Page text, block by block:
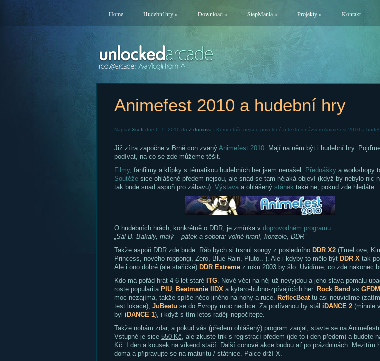
Home Hudební hry» Download» StepMania» Projekty» Kontakt
Animefest 2010 a hudební hry
Napsal Xsoftdne 6. 5. 2010 do Z domova | Komentáře nejsou povolené u textu s názvem Animefest 2010 a
Již zítra započne v Brně con zvaný Animefest 2010. Mají na něm být i hudební hry.
podívat, na co se zde můžeme těšit.
Filmy, fanfilmy a klípky s tématikou hudebních her jsem nenašel. Přednáškya workshopy
Soutěžesice ohlášené předem nejsou, ale snad se tam nějaká objeví (když by nebylo nic
tak bude snad aspoň pro zábavu). Výstavaa ohlášený stánek také ne, pokud zde hledáte.
O hudebních hrách, konkrétně o DDR, je zmínka v doprovodném programu:
„Sál B. Bakaly, malý – pátek a sobota: volné hraní, konzole, DDR“
Takže aspoň DDR zde bude. Ráb bych si trsnul songy z posledního DDR X2(TrueLove,
Princess, nového roppongi, Zero, Blue Rain, Pluto.. ). Ale i kdyby to mělo být DDR Xtak
Ale i ono dobré (ale stařičké) DDR Extremez roku 2003 by šlo. Uvidíme, co zde nakonec
Kdo má pořád hrát 4-6 let staré ITG. Nové věci na něj už nevyjdou a jeho sláva pomalu
roste popularita PIU, Beatmanie IIDXa kytaro-bubno-zpívajících her. Rock Band vs GFDM
moc nezajíma, takže spíše něco jiného na nohy a ruce. ReflecBeat tu asi neuvidíme
test lokace), JuBeatu se do Evropy moc nechce. Za podívanou by stál iDANCE 2 (minule
byl iDANCE 1), i když s tím letos raději nepočítejte.
Takže nohám zdar, a pokud vás (předem ohlášený) program zaujal, stavte se na
Vstupné je sice 550 Kč, ale zkuste trik s registrací předem (jde to i den předem) a budete
Kč. I den a kousek na víkend stačí. Další conové akce budou ať po prázdninách. Mezitím
doma a připravujte se na maturitu / státnice. Palce drží X.